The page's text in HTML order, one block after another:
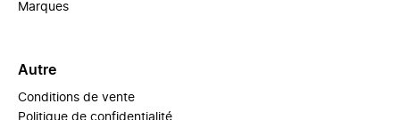
Marques
Autre
Conditions de vente
Politique de confidentialité